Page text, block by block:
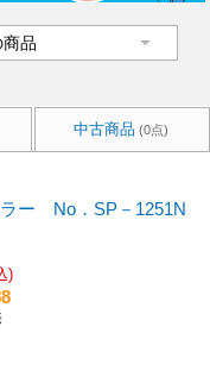
中古商品 (0点)
ー No．SP－1251N
)